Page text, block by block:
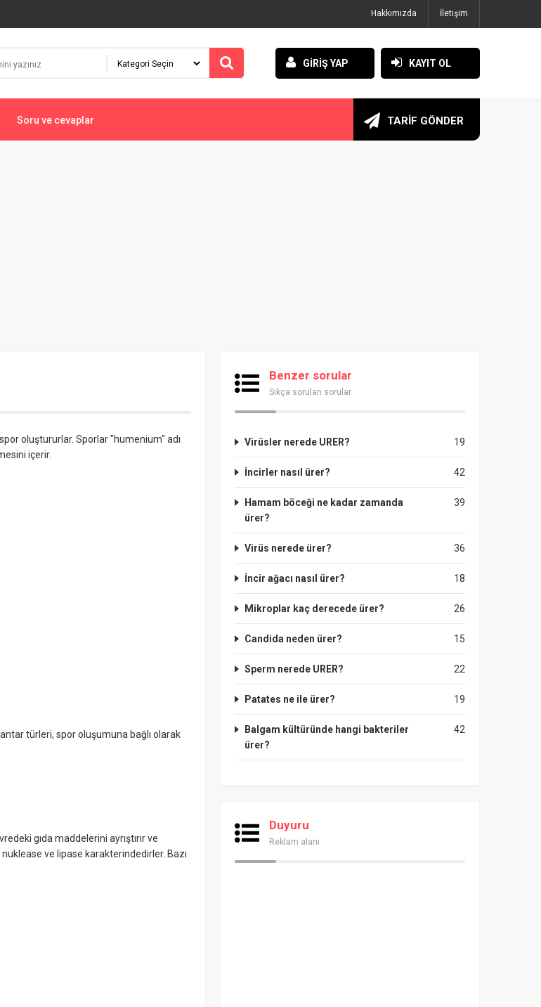
Hakkımızda İletişim
GİRİŞ YAP KAYIT OL
Soru ve cevaplar TARİF GÖNDER
oluştururlar. Sporlar "humenium" adı
içerir.
türleri, spor oluşumuna bağlı olarak
gıda maddelerini ayrıştırır ve
ve lipase karakterindedirler. Bazı
Benzer sorular
Sıkça sorulan sorular
19
Virüsler nerede URER?
42
İncirler nasıl ürer?
39
Hamam böceği ne kadar zamanda
ürer?
36
Virüs nerede ürer?
18
İncir ağacı nasıl ürer?
26
Mikroplar kaç derecede ürer?
15
Candida neden ürer?
22
Sperm nerede URER?
19
Patates ne ile ürer?
42
Balgam kültüründe hangi bakteriler
ürer?
Duyuru
Reklam alanı